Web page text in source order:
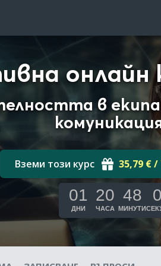
онлайн
в
Вземи този курс 35,79 €
01
ДНИ
20
ЧАСА
48
МИНУТИ